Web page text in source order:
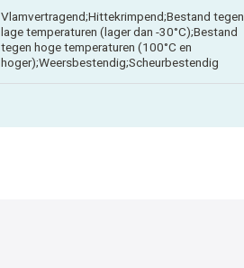
Vlamvertragend;Hittekrimpend;Bestand tegen
lage temperaturen (lager dan -30°C);Bestand
tegen hoge temperaturen (100°C en
hoger);Weersbestendig;Scheurbestendig